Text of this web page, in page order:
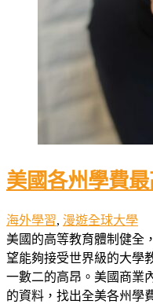
美國各州學費
海外學習, 漫遊全球大學
美國的高等教育體制健全
望能夠接受世界級的大學
一數二的高昂。美國商業
的資料，找出全美各州學